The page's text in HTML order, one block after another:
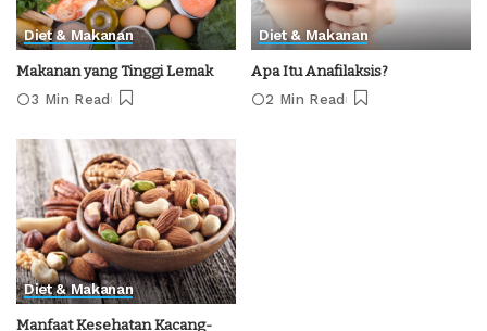
Diet & Makanan
Makanan yang Tinggi Lemak
3 Min Read
Diet & Makanan
Apa Itu Anafilaksis?
2 Min Read
Diet & Makanan
Manfaat Kesehatan Kacang-